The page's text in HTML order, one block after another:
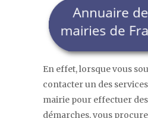
En effet, lorsque vous
contacter un des
mairie pour effectuer des
démarches, vous